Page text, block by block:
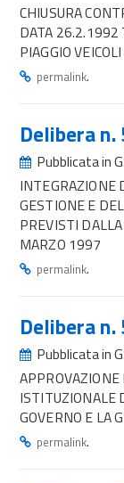
CHIUSURA
DATA 26.2.1992
PIAGGIO
permalink.
Delibera
Pubblicata in
INTEGRAZIONE
GESTIONE E
PREVISTI
MARZO 1997
permalink.
Delibera
Pubblicata in
ISTITUZIONALE
GOVERNO E LA
permalink.